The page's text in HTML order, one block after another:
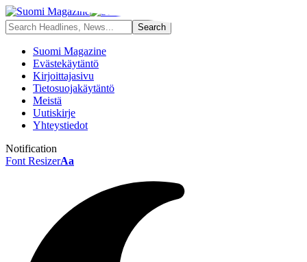
Suomi Magazine
Evästekäytäntö
Kirjoittajasivu
Tietosuojakäytäntö
Meistä
Uutiskirje
Yhteystiedot
Notification
Font ResizerAa